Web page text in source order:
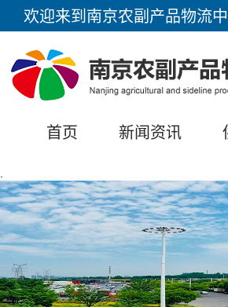
欢迎来到南京农副产品物流中
首页 新闻资讯
.